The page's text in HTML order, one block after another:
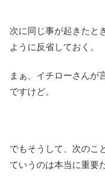
次に同じ事が起きたと
ように反省しておく。
まぁ、イチローさんが
ですけど。
でもそうして、次のこ
ていうのは本当に重要